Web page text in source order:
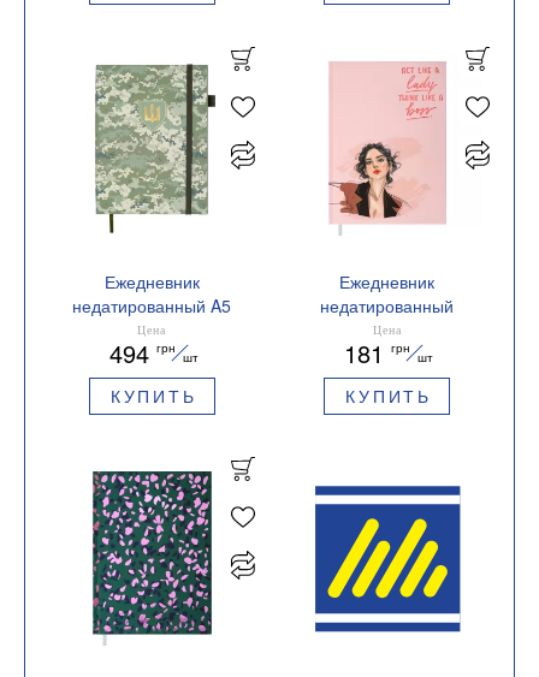
Ежедневник
недатированный A5
Buromax MILITARY
BM.20700-15
Цена
494 грн
шт
КУПИТЬ
Ежедневник
недатированный
Buromax WOMEN A5
BM.2065
Цена
181 грн
шт
КУПИТЬ